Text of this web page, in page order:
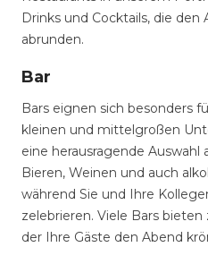
Drinks und Cocktails, die
abrunden.
Bar
Bars eignen sich besonders
kleinen und mittelgroßen
eine herausragende Auswahl
Bieren, Weinen und auch
während Sie und Ihre
zelebrieren. Viele Bars
der Ihre Gäste den Abend